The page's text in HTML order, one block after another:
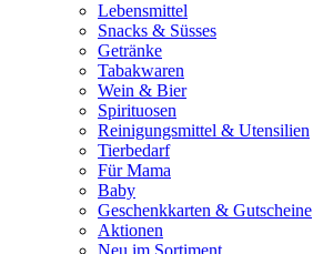
Lebensmittel
Snacks & Süsses
Getränke
Tabakwaren
Wein & Bier
Spirituosen
Reinigungsmittel & Utensilien
Tierbedarf
Für Mama
Baby
Geschenkkarten & Gutscheine
Aktionen
Neu im Sortiment